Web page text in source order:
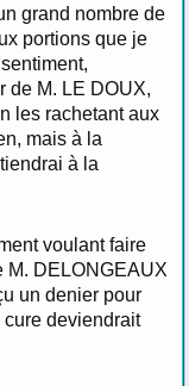
grand nombre de
portions que je
de M. LE DOUX,
les rachetant aux
mais à la
à la
voulant faire
M. DELONGEAUX
un denier pour
cure deviendrait